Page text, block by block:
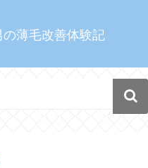
薄毛改善体験記